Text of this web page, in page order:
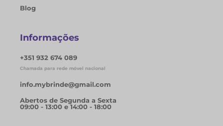
Blog
Informações
+351 932 674 089
Chamada para rede móvel nacional
info.mybrinde@gmail.com
Abertos de Segunda a Sexta
09:00 - 13:00 e 14:00 - 18:00